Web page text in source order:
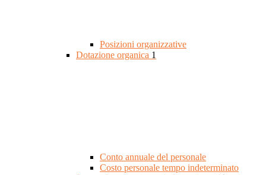
Posizioni organizzative
Dotazione organica 1
Conto annuale del personale
Costo personale tempo indeterminato